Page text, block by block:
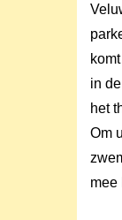
in
het
Om
mee